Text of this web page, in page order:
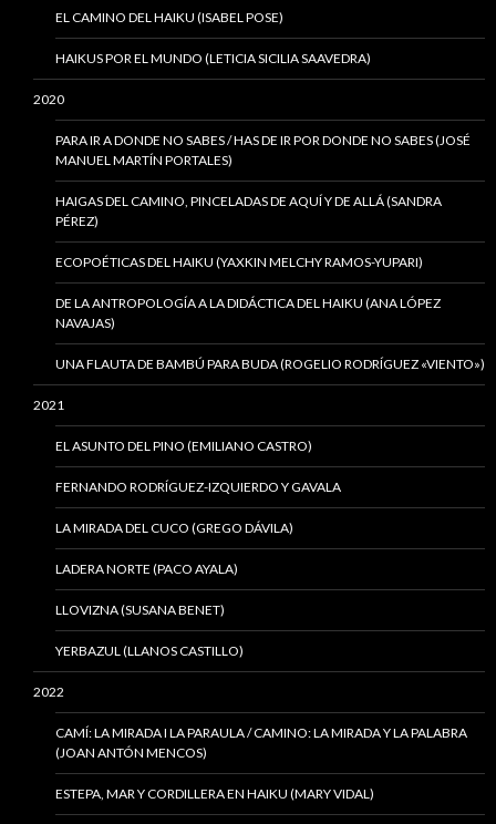
EL CAMINO DEL HAIKU (ISABEL POSE)
HAIKUS POR EL MUNDO (LETICIA SICILIA SAAVEDRA)
2020
PARA IR A DONDE NO SABES / HAS DE IR POR DONDE NO SABES (JOSÉ
MANUEL MARTÍN PORTALES)
HAIGAS DEL CAMINO, PINCELADAS DE AQUÍ Y DE ALLÁ (SANDRA
PÉREZ)
ECOPOÉTICAS DEL HAIKU (YAXKIN MELCHY RAMOS-YUPARI)
DE LA ANTROPOLOGÍA A LA DIDÁCTICA DEL HAIKU (ANA LÓPEZ
NAVAJAS)
UNA FLAUTA DE BAMBÚ PARA BUDA (ROGELIO RODRÍGUEZ «VIENTO»)
2021
EL ASUNTO DEL PINO (EMILIANO CASTRO)
FERNANDO RODRÍGUEZ-IZQUIERDO Y GAVALA
LA MIRADA DEL CUCO (GREGO DÁVILA)
LADERA NORTE (PACO AYALA)
LLOVIZNA (SUSANA BENET)
YERBAZUL (LLANOS CASTILLO)
2022
CAMÍ: LA MIRADA I LA PARAULA / CAMINO: LA MIRADA Y LA PALABRA
(JOAN ANTÓN MENCOS)
ESTEPA, MAR Y CORDILLERA EN HAIKU (MARY VIDAL)